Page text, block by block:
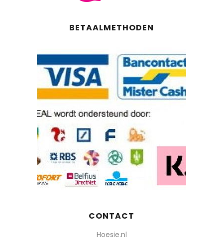
BETAALMETHODEN
CONTACT
Hoesie.nl